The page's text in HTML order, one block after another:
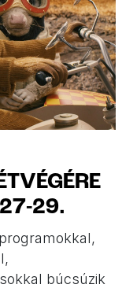
29.
búcsúzik